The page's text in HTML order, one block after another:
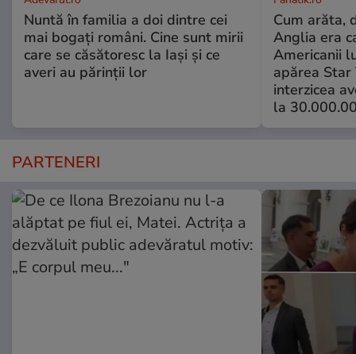
Nuntă în familia a doi dintre cei
mai bogați români. Cine sunt mirii
care se căsătoresc la Iași și ce
averi au părinții lor
Cum arăta,
Anglia era
Americanii
apărea Star
interzicea
la
PARTENERI